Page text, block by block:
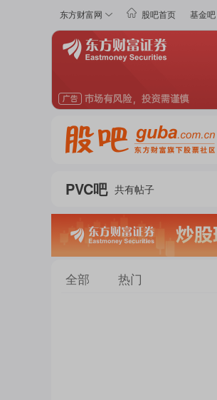
东方财富网 股吧首页 基金吧
PVC吧 共有帖子
*ST卓然延期披露年报 董事称无法保证内容真实性
全部 热门